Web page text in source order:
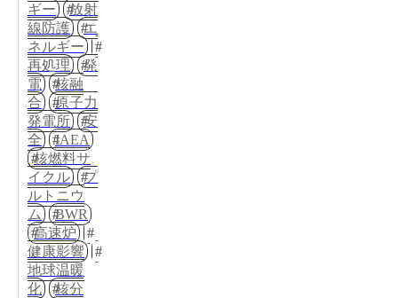
ギー
放射
線防護
エ
ネルギー
再処理
発
電
核融
合
原子力
発電所
安
全
IAEA
核燃料サ
イクル
プ
ルトニウ
ム
BWR
高速炉
健康影響
地球温暖
化
核分